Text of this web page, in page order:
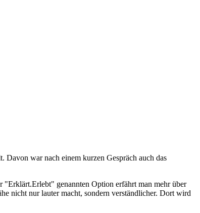
Davon war nach einem kurzen Gespräch auch das
"Erklärt.Erlebt" genannten Option erfährt man mehr über
nicht nur lauter macht, sondern verständlicher. Dort wird